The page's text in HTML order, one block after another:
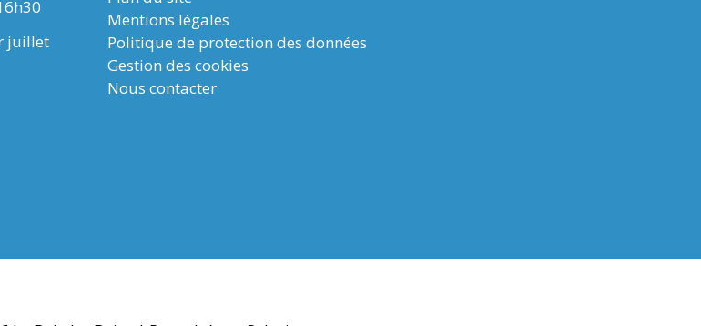
juillet
Mentions légales
Politique de protection des données
Gestion des cookies
Nous contacter